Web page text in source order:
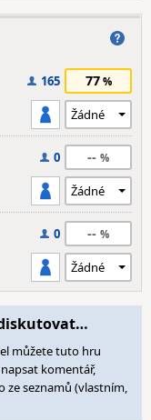
165 77
0 --
0 --
můžete tuto hru
komentář,
ze seznamů (vlastním,